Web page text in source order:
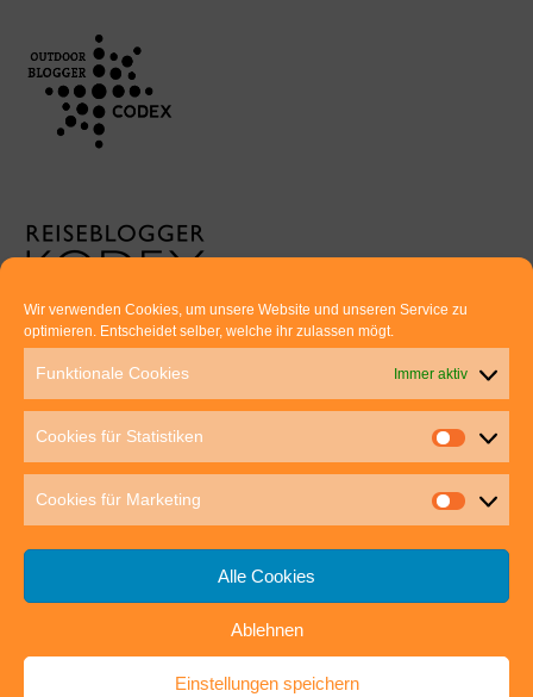
Wir verwenden Cookies, um unsere Website und unseren Service zu
optimieren. Entscheidet selber, welche ihr zulassen mögt.
Funktionale Cookies Immer aktiv
Cookies für Statistiken
Cookies für Marketing
Alle Cookies
Ablehnen
Einstellungen speichern
Euer direkter Draht zu uns:
Thomas Rathay und Silke Rommel
70563 Stuttgart
post@outdoor-hochgenuss.de
IMPRESSUM DATENSCHUTZ